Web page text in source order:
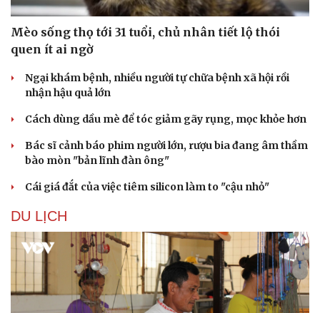
Dinh dưỡng - món ngon
Cây thuốc
Sản phụ khoa
Nhi khoa
Nam khoa
Làm đẹp - giảm cân
Phòng mạch online
Blog
Tình yêu - Gia đình
Mèo sống thọ tới 31 tuổi, chủ nhân tiết lộ thói
quen ít ai ngờ
Ngại khám bệnh, nhiều người tự chữa bệnh xã hội rồi
nhận hậu quả lớn
Cách dùng dầu mè để tóc giảm gãy rụng, mọc khỏe hơn
Bác sĩ cảnh báo phim người lớn, rượu bia đang âm thầm
bào mòn "bản lĩnh đàn ông"
Cái giá đắt của việc tiêm silicon làm to "cậu nhỏ"
DU LỊCH